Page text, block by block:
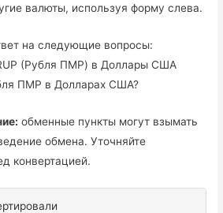
валюты, используя форму слева.
на следующие вопросы:
(Рубля ПМР) в Доллары США
ПМР в Долларах США?
обменные пункты могут взымать
обмена. Уточняйте
конвертацией.